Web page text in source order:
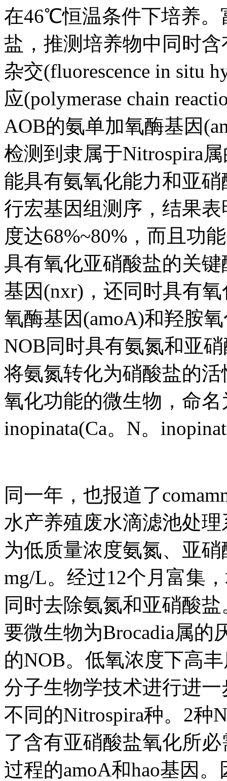
在46℃恒温条件下培养。
盐，推测培养物中同时
杂交(fluorescence in situ
应(polymerase chain
AOB的氨单加氧酶基因
检测到隶属于Nitrospira
能具有氨氧化能力和亚
行宏基因组测序，结果
度达68%~80%，而且功
具有氧化亚硝酸盐的关
基因(nxr)，还同时具有
氧酶基因(amoA)和羟胺
NOB同时具有氨氮和亚
将氨氮转化为硝酸盐的
氧化功能的微生物，命名
inopinata(Ca。N。
同一年，也报道了
水产养殖废水滴滤池处
为低质量浓度氨氮、亚
mg/L。经过12个月富集
同时去除氨氮和亚硝酸
要微生物为Brocadia属的
的NOB。低氧浓度下高
分子生物学技术进行进
不同的Nitrospira种。2种
了含有亚硝酸盐氧化所
过程的amoA和hao基因